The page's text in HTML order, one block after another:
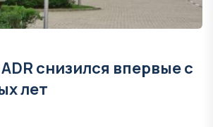
cнизился впервые с
лет